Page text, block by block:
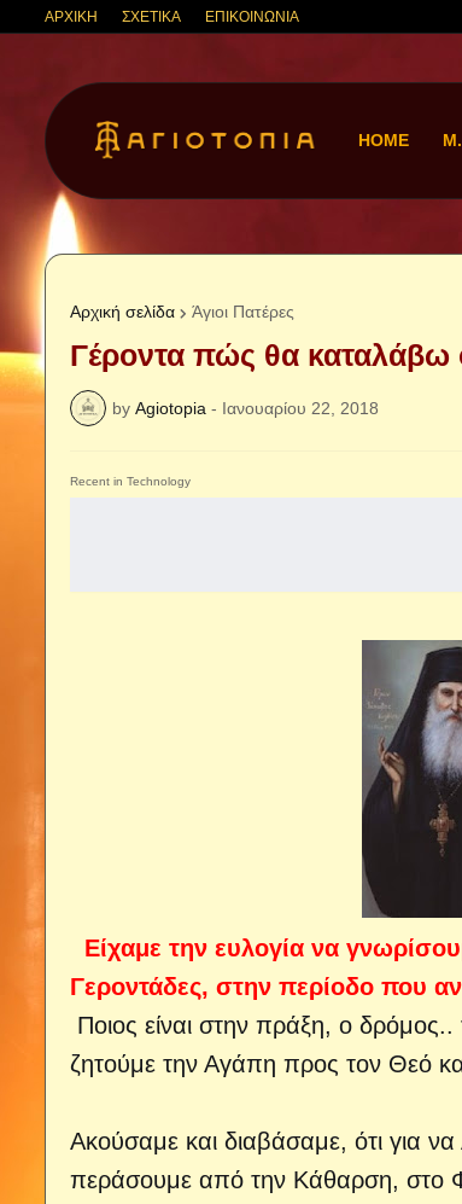
ΑΡΧΙΚΗ ΣΧΕΤΙΚΑ ΕΠΙΚΟΙΝΩΝΙΑ
HOME
Αρχική σελίδα Άγιοι Πατέρες
Γέροντα πώς θα καταλάβω
by Agiotopia - Ιανουαρίου 22, 2018
Recent in Technology
Είχαμε την ευλογία να
Γεροντάδες, στην περίοδο που
Ποιος είναι στην πράξη, ο δρόμος..
ζητούμε την Αγάπη προς τον Θεό
Ακούσαμε και διαβάσαμε, ότι για
περάσουμε από την Κάθαρση, στο